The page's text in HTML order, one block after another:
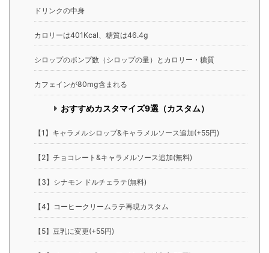
ドリンクの中身
カロリーは401Kcal、糖質は46.4g
シロップのポンプ数（シロップの量）とカロリー・糖質
カフェインが80mg含まれる
おすすめカスタマイズ9選（カスタム）
【1】キャラメルシロップ&キャラメルソース追加(+55円)
【2】チョコレート&キャラメルソース追加(無料)
【3】シナモン ドルチェラテ(無料)
【4】コーヒークリームラテ再現カスタム
【5】豆乳に変更(+55円)